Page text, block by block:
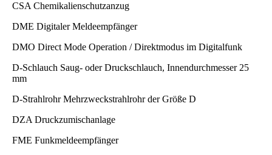
CSA Chemikalienschutzanzug
DME Digitaler Meldeempfänger
DMO Direct Mode Operation / Direktmodus im Digitalfunk
D-Schlauch Saug- oder Druckschlauch, Innendurchmesser 25
mm
D-Strahlrohr Mehrzweckstrahlrohr der Größe D
DZA Druckzumischanlage
FME Funkmeldeempfänger